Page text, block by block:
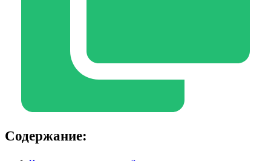
Содержание: